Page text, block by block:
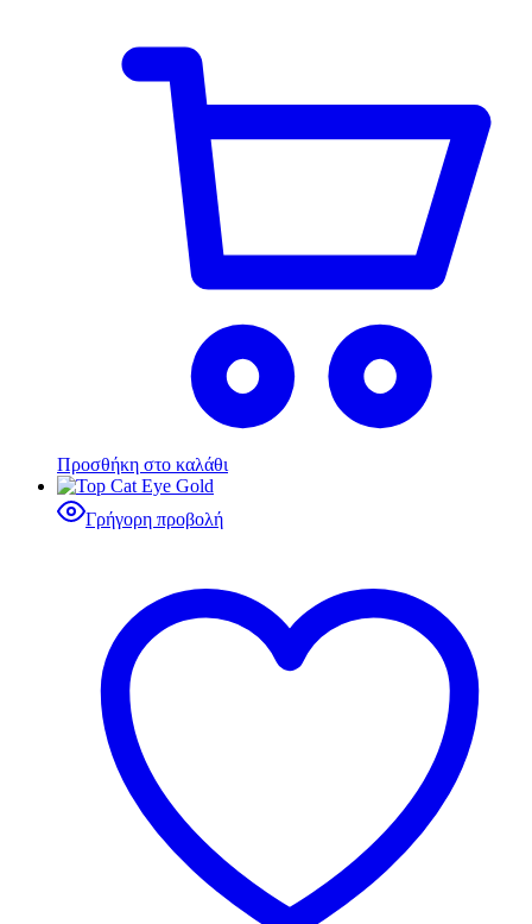
Προσθήκη στο καλάθι
Γρήγορη προβολή